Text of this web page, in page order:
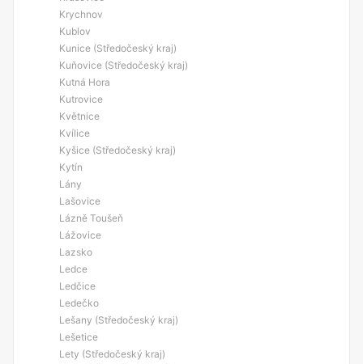
Krychnov
Kublov
Kunice (Středočeský kraj)
Kuňovice (Středočeský kraj)
Kutná Hora
Kutrovice
Květnice
Kvílice
Kyšice (Středočeský kraj)
Kytín
Lány
Lašovice
Lázně Toušeň
Lážovice
Lazsko
Ledce
Ledčice
Ledečko
Lešany (Středočeský kraj)
Lešetice
Lety (Středočeský kraj)